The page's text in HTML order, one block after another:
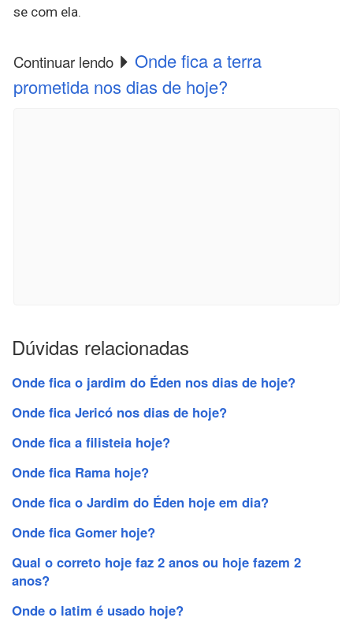
se com ela.
Continuar lendo
Onde fica a terra
prometida nos dias de hoje?
Dúvidas relacionadas
Onde fica o jardim do Éden nos dias de hoje?
Onde fica Jericó nos dias de hoje?
Onde fica a filisteia hoje?
Onde fica Rama hoje?
Onde fica o Jardim do Éden hoje em dia?
Onde fica Gomer hoje?
Qual o correto hoje faz 2 anos ou hoje fazem 2
anos?
Onde o latim é usado hoje?